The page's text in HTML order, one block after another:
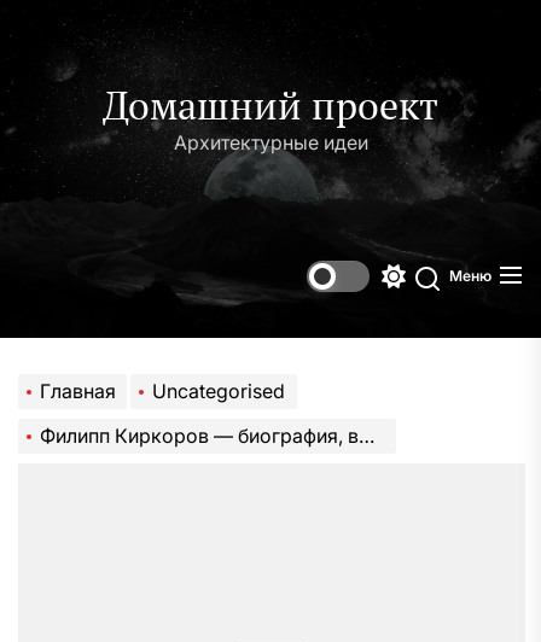
содержимому
Домашний проект
Архитектурные идеи
Поиск
Меню
Главная
Uncategorised
Филипп Киркоров — биография, возраст, Википедия, личная жизнь — все, что нужно знать о популярном исполнителе